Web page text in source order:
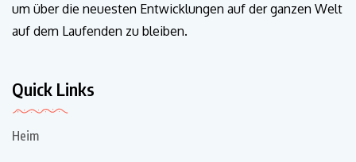
um über die neuesten Entwicklungen auf der ganzen Welt
auf dem Laufenden zu bleiben.
Quick Links
Heim